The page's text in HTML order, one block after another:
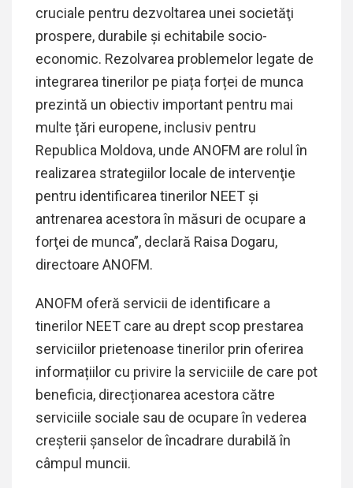
cruciale pentru dezvoltarea unei societăţi
prospere, durabile și echitabile socio-
economic. Rezolvarea problemelor legate de
integrarea tinerilor pe piața forței de munca
prezintă un obiectiv important pentru mai
multe țări europene, inclusiv pentru
Republica Moldova, unde ANOFM are rolul în
realizarea strategiilor locale de intervenţie
pentru identificarea tinerilor NEET şi
antrenarea acestora în măsuri de ocupare a
forţei de munca”, declară Raisa Dogaru,
directoare ANOFM.
ANOFM oferă servicii de identificare a
tinerilor NEET care au drept scop prestarea
serviciilor prietenoase tinerilor prin oferirea
informațiilor cu privire la serviciile de care pot
beneficia, direcționarea acestora către
serviciile sociale sau de ocupare în vederea
creșterii șanselor de încadrare durabilă în
câmpul muncii.